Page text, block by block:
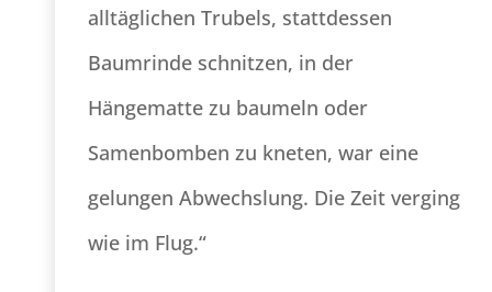
alltäglichen Trubels, stattdessen
Baumrinde schnitzen, in der
Hängematte zu baumeln oder
Samenbomben zu kneten, war eine
gelungen Abwechslung. Die Zeit verging
wie im Flug.“